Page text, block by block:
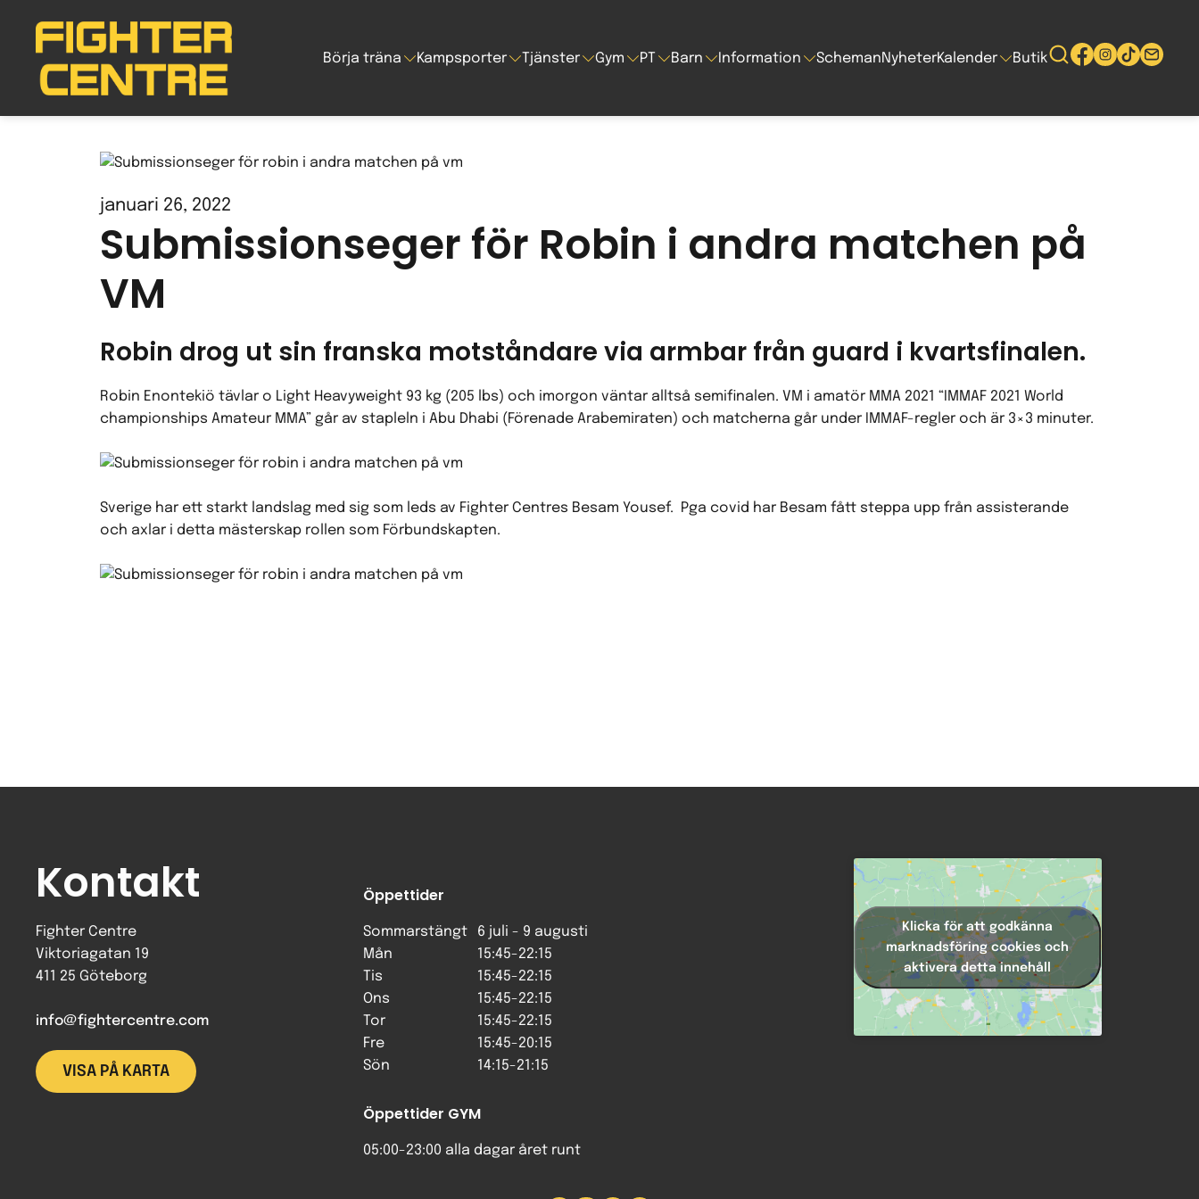
till
Börja träna Kampsporter Tjänster Gym PT Barn Information SchemanNyheterKalender Butik
januari 26, 2022
Submissionseger för Robin i andra matchen på
VM
Robin drog ut sin franska motståndare via armbar från guard i kvartsfinalen.
Robin Enontekiö tävlar o Light Heavyweight 93 kg (205 lbs) och imorgon väntar alltså semifinalen. VM i amatör MMA 2021 “IMMAF 2021 World
championships Amateur MMA” går av stapleln i Abu Dhabi (Förenade Arabemiraten) och matcherna går under IMMAF-regler och är 3×3 minuter.
Sverige har ett starkt landslag med sig som leds av Fighter Centres Besam Yousef. Pga covid har Besam fått steppa upp från assisterande
och axlar i detta mästerskap rollen som Förbundskapten.
Kontakt
Fighter Centre
Viktoriagatan 19
411 25 Göteborg
info@fightercentre.com
VISA PÅ KARTA
Öppettider
Sommarstängt
6 juli - 9 augusti
Mån
15:45-22:15
Tis
15:45-22:15
Ons
15:45-22:15
Tor
15:45-22:15
Fre
15:45-20:15
Sön
14:15-21:15
Öppettider GYM
05:00-23:00 alla dagar året runt
Klicka för att godkänna
marknadsföring cookies och
aktivera detta innehåll